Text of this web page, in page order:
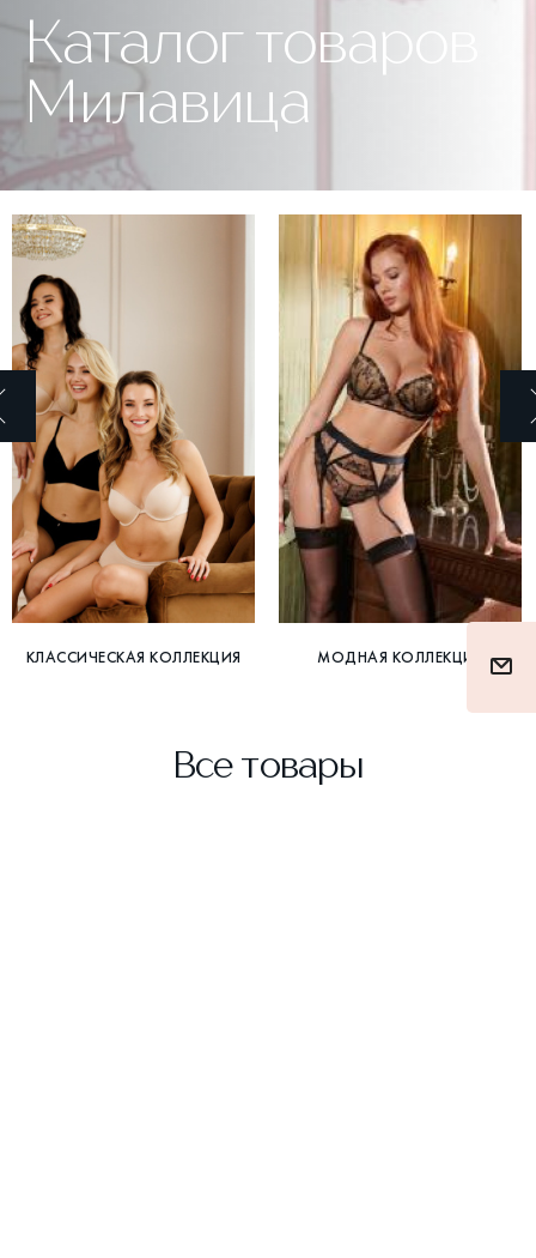
Каталог товаров
Милавица
КЛАССИЧЕСКАЯ КОЛЛЕКЦИЯ МОДНАЯ КОЛЛЕКЦИЯ
Все товары